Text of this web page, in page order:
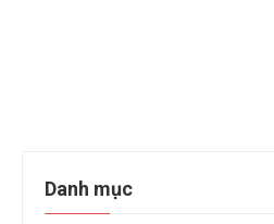
Danh mục